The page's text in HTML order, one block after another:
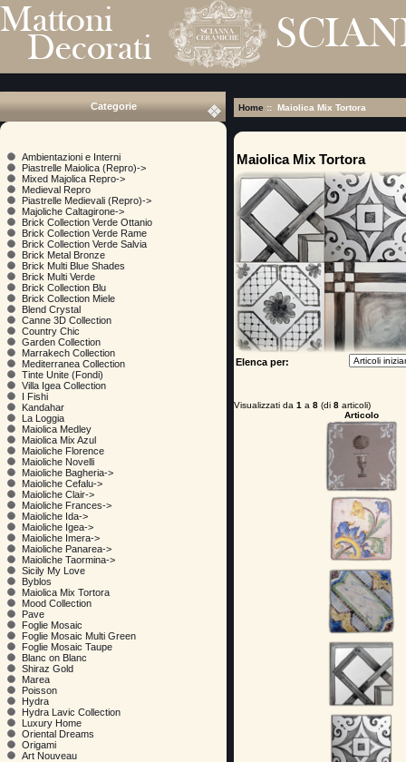
Categorie
Ambientazioni e Interni
Piastrelle Maiolica (Repro)->
Mixed Majolica Repro->
Medieval Repro
Piastrelle Medievali (Repro)->
Majoliche Caltagirone->
Brick Collection Verde Ottanio
Brick Collection Verde Rame
Brick Collection Verde Salvia
Brick Metal Bronze
Brick Multi Blue Shades
Brick Multi Verde
Brick Collection Blu
Brick Collection Miele
Blend Crystal
Canne 3D Collection
Country Chic
Garden Collection
Marrakech Collection
Mediterranea Collection
Tinte Unite (Fondi)
Villa Igea Collection
I Fishi
Kandahar
La Loggia
Maiolica Medley
Maiolica Mix Azul
Maioliche Florence
Maioliche Novelli
Maioliche Bagheria->
Maioliche Cefalu->
Maioliche Clair->
Maioliche Frances->
Maioliche Ida->
Maioliche Igea->
Maioliche Imera->
Maioliche Panarea->
Maioliche Taormina->
Sicily My Love
Byblos
Maiolica Mix Tortora
Mood Collection
Pave
Foglie Mosaic
Foglie Mosaic Multi Green
Foglie Mosaic Taupe
Blanc on Blanc
Shiraz Gold
Marea
Poisson
Hydra
Hydra Lavic Collection
Luxury Home
Oriental Dreams
Origami
Art Nouveau
Home :: Maiolica Mix Tortora
Maiolica Mix Tortora
Elenca per:
Visualizzati da 1 a 8 (di 8 articoli)
Articolo